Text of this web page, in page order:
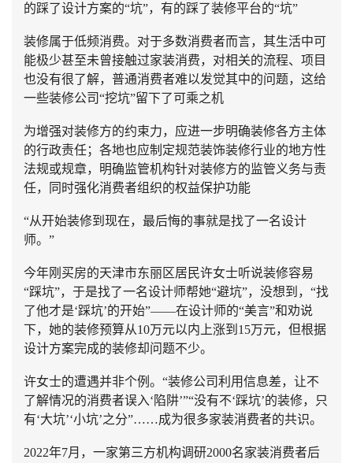
的踩了设计方案的“坑”，有的踩了装修平台的“坑”
装修属于低频消费。对于多数消费者而言，其生活中可
能极少甚至未曾接触过家装消费，对相关的流程、项目
也没有很了解，普通消费者难以发觉其中的问题，这给
一些装修公司“挖坑”留下了可乘之机
为增强对装修方的约束力，应进一步明确装修各方主体
的行政责任；各地也应制定规范装饰装修行业的地方性
法规或规章，明确监管机构针对装修方的监管义务与责
任，同时强化消费者组织的权益保护功能
“从开始装修到现在，最后悔的事就是找了一名设计
师。”
今年刚买房的天津市东丽区居民许女士听说装修容易
“踩坑”，于是找了一名设计师帮她“避坑”，没想到，“找
了他才是‘踩坑’的开始”——在设计师的“美言”和劝说
下，她的装修预算从10万元以内上涨到15万元，但根据
设计方案完成的装修却问题不少。
许女士的遭遇并非个例。“装修公司利用信息差，让不
了解情况的消费者误入‘陷阱’”“没有不‘踩坑’的装修，只
有‘大坑’‘小坑’之分”……成为很多家装消费者的共识。
2022年7月，一家第三方机构调研2000名家装消费者后